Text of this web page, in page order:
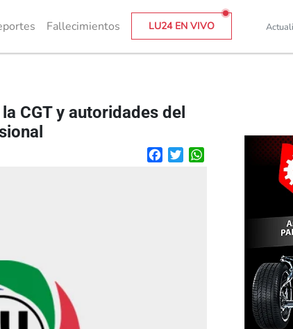
Fallecimientos LU24 EN VIVO
CGT y autoridades del
FacebookTwitter